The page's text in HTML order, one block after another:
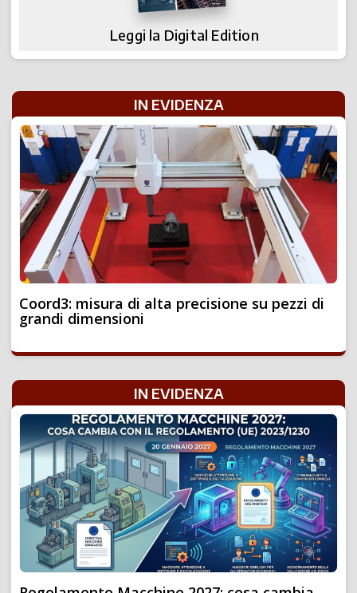
Leggi la Digital Edition
IN EVIDENZA
Coord3: misura di alta precisione su pezzi di
grandi dimensioni
IN EVIDENZA